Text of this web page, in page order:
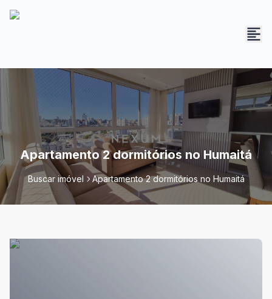
Apartamento 2 dormitórios no Humaitá
Buscar imóvel Apartamento 2 dormitórios no Humaitá